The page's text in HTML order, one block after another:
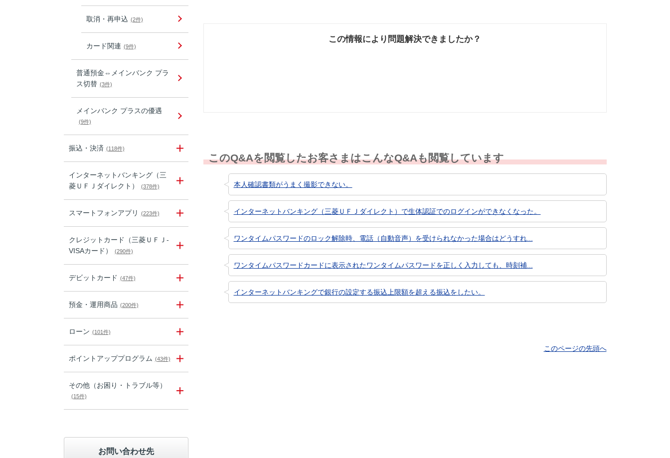
取消・再申込 (2件)
カード関連 (9件)
普通預金⇔メインバンク プラ
ス切替 (3件)
メインバンク プラスの優遇
(9件)
振込・決済 (118件)
インターネットバンキング（三
菱ＵＦＪダイレクト）
(378件)
スマートフォンアプリ (223件)
クレジットカード（三菱ＵＦＪ-
VISAカード）
(290件)
デビットカード (47件)
預金・運用商品 (200件)
ローン (101件)
ポイントアッププログラム (43件)
その他（お困り・トラブル等）
(15件)
お問い合わせ先
この情報により問題解決できましたか？
このQ&Aを閲覧したお客さまはこんなQ&Aも閲覧しています
本人確認書類がうまく撮影できない。
インターネットバンキング（三菱ＵＦＪダイレクト）で生体認証でのログインができなくなった。
ワンタイムパスワードのロック解除時、電話（自動音声）を受けられなかった場合はどうすれ...
ワンタイムパスワードカードに表示されたワンタイムパスワードを正しく入力しても、時刻補...
インターネットバンキングで銀行の設定する振込上限額を超える振込をしたい。
このページの先頭へ